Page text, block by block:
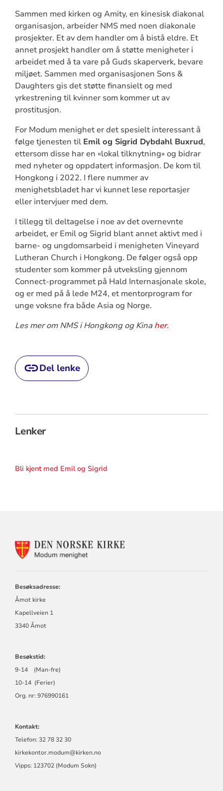
Sammen med kirken og Amity, en kinesisk diakonal
organisasjon, arbeider NMS med noen diakonale
prosjekter. Et av dem handler om å bistå eldre. Et
annet prosjekt handler om å støtte menigheter i
arbeidet med å ta vare på Guds skaperverk, bevare
miljøet. Sammen med organisasjonen Sons &
Daughters gis det støtte finansielt og med
yrkestrening til kvinner som kommer ut av
prostitusjon.
For Modum menighet er det spesielt interessant å
følge tjenesten til Emil og Sigrid Dybdahl Buxrud,
ettersom disse har en «lokal tilknytning» og bidrar
med nyheter og oppdatert informasjon. De kom til
Hongkong i 2022. I flere nummer av
menighetsbladet har vi kunnet lese reportasjer
eller intervjuer med dem.
I tillegg til deltagelse i noe av det overnevnte
arbeidet, er Emil og Sigrid blant annet aktivt med i
barne- og ungdomsarbeid i menigheten Vineyard
Lutheran Church i Hongkong. De følger også opp
studenter som kommer på utveksling gjennom
Connect-programmet på Hald Internasjonale skole,
og er med på å lede M24, et mentorprogram for
unge voksne fra både Asia og Norge.
Les mer om NMS i Hongkong og Kina her.
Del lenke
Lenker
Bli kjent med Emil og Sigrid
KONTAKTINFORMASJON
Besøksadresse:
Åmot kirke
Kapellveien 1
3340 Åmot
Besøkstid:
9-14 (Man-fre)
10-14 (Ferier)
Org. nr: 976990161
Kontakt:
Telefon: 32 78 32 30
kirkekontor.modum@kirken.no
Vipps: 123702 (Modum Sokn)